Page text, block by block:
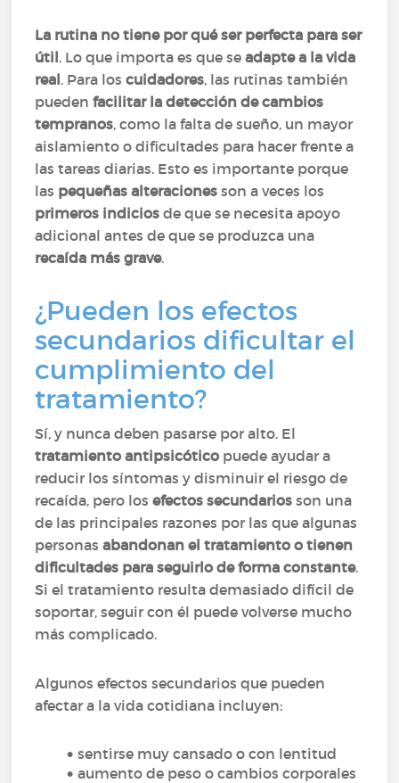
La rutina no tiene por qué ser perfecta para ser
útil. Lo que importa es que seadapte a la vida
real. Para loscuidadores, las rutinas también
puedenfacilitar la detección de cambios
tempranos, como la falta de sueño, un mayor
aislamiento o dificultades para hacer frente a
las tareas diarias. Esto es importante porque
las pequeñas alteraciones son a veces los
primeros indiciosde que se necesita apoyo
adicional antes de que se produzca una
recaída más grave.
¿Pueden los efectos
secundarios dificultar el
cumplimiento del
tratamiento?
Sí, y nunca deben pasarse por alto. El
tratamiento antipsicótico puede ayudar a
reducir los síntomas y disminuir el riesgo de
recaída, pero losefectos secundarios son una
de las principales razones por las que algunas
personasabandonan el tratamiento o tienen
dificultades para seguirlo de forma constante.
Si el tratamiento resulta demasiado difícil de
soportar, seguir con él puede volverse mucho
más complicado.
Algunos efectos secundarios que pueden
afectar a la vida cotidiana incluyen:
sentirse muy cansado o con lentitud
aumento de peso o cambios corporales